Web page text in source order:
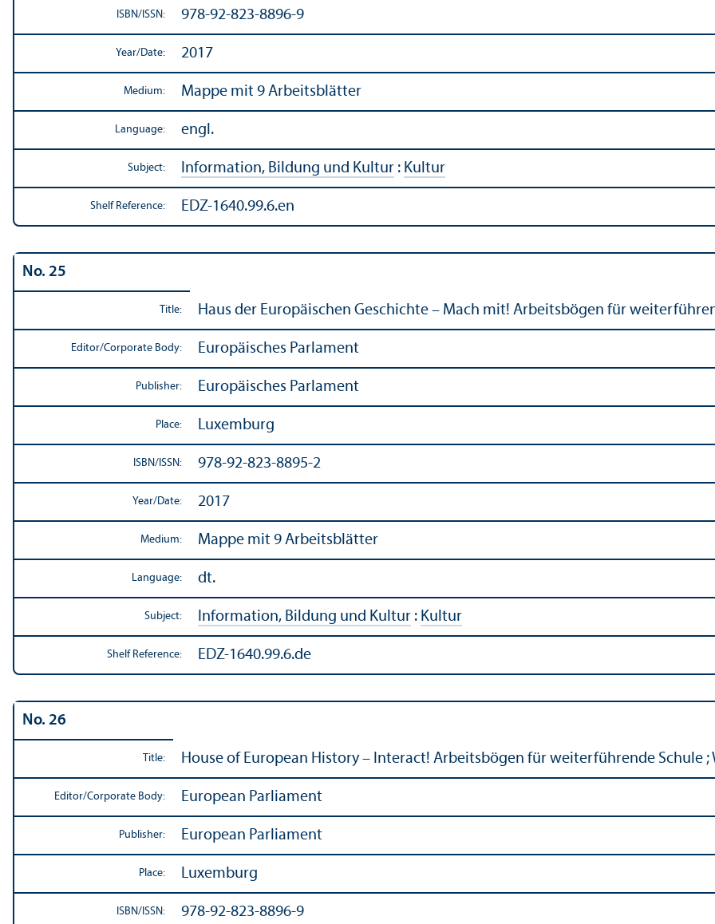
ISBN/ISSN: 978-92-823-8896-9
Year/Date: 2017
Medium: Mappe mit 9 Arbeitsblätter
Language: engl.
Subject: Information, Bildung und Kultur : Kultur
Shelf Reference: EDZ-1640.99.6.en
No. 25
Title: Haus der Europäischen Geschichte – Mach mit! Arbeitsbögen für
Editor/Corporate Body: Europäisches Parlament
Publisher: Europäisches Parlament
Place: Luxemburg
ISBN/ISSN: 978-92-823-8895-2
Year/Date: 2017
Medium: Mappe mit 9 Arbeitsblätter
Language: dt.
Subject: Information, Bildung und Kultur : Kultur
Shelf Reference: EDZ-1640.99.6.de
No. 26
Title: House of European History – Interact! Arbeitsbögen für weiterführende Schule ;
Editor/Corporate Body: European Parliament
Publisher: European Parliament
Place: Luxemburg
ISBN/ISSN: 978-92-823-8896-9